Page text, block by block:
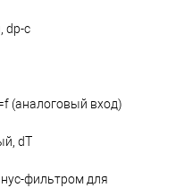
dp-c
(аналоговый вход)
dT
фильтром для